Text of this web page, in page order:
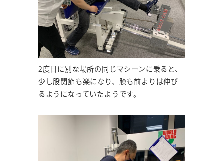
2度目に別な場所の同じマシーンに乗ると、
少し股関節も楽になり、膝も前よりは伸び
るようになっていたようです。